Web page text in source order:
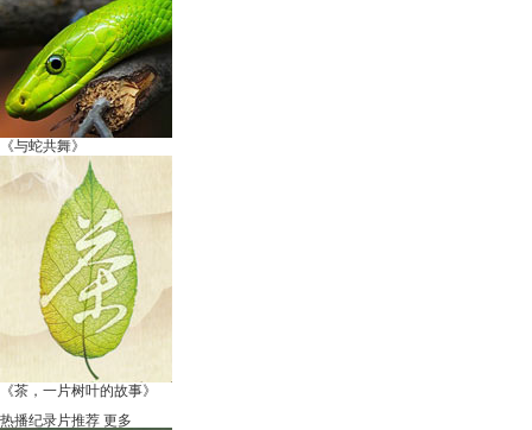
《与蛇共舞》
《茶，一片树叶的故事》
热播纪录片推荐 更多